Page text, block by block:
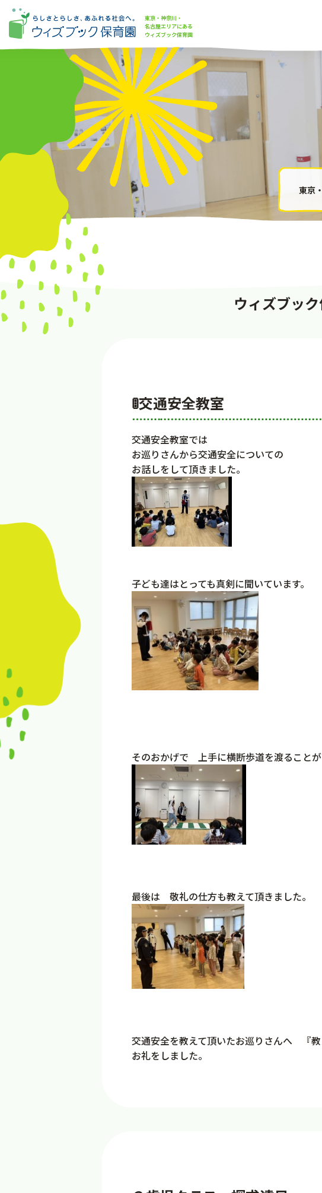
東京・神奈川・
名古屋エリアにある
ウィズブック保育園
東京
ウィズブッ
🚦交通安全教室
交通安全教室では
お巡りさんから交通安全についての
お話しをして頂きました。
子ども達はとっても真剣に聞いています。
そのおかげで 上手に横断歩道を渡ることが
最後は 敬礼の仕方も教えて頂きました。
交通安全を教えて頂いたお巡りさんへ 『
お礼をしました。